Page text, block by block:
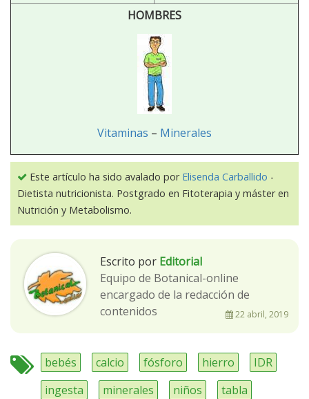
HOMBRES
Vitaminas – Minerales
Este artículo ha sido avalado por Elisenda Carballido -
Dietista nutricionista. Postgrado en Fitoterapia y máster en
Nutrición y Metabolismo.
Escrito por Editorial
Equipo de Botanical-online
encargado de la redacción de
contenidos
22 abril, 2019
bebés calcio fósforo hierro
IDR
ingesta
minerales niños
tabla